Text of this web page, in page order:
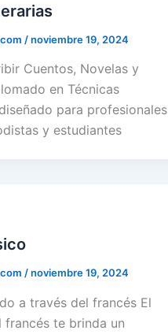
/noviembre 19, 2024
Cuentos, Novelas y
en Técnicas
para profesionales
y estudiantes
/noviembre 19, 2024
a través del francés El
francés te brinda un